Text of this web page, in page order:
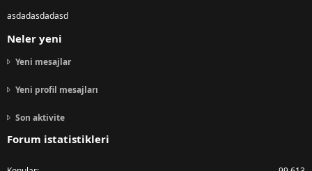
asdadasdadasd
Neler yeni
Yeni mesajlar
Yeni profil mesajları
Son aktivite
Forum istatistikleri